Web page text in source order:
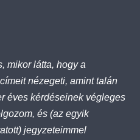
mikor látta, hogy a
nézegeti, amint talán
éves kérdéseinek végleges
és (az egyik
jegyzeteimmel